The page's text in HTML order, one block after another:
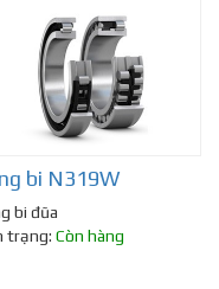
bi N319W
bi đũa
trạng: Còn hàng